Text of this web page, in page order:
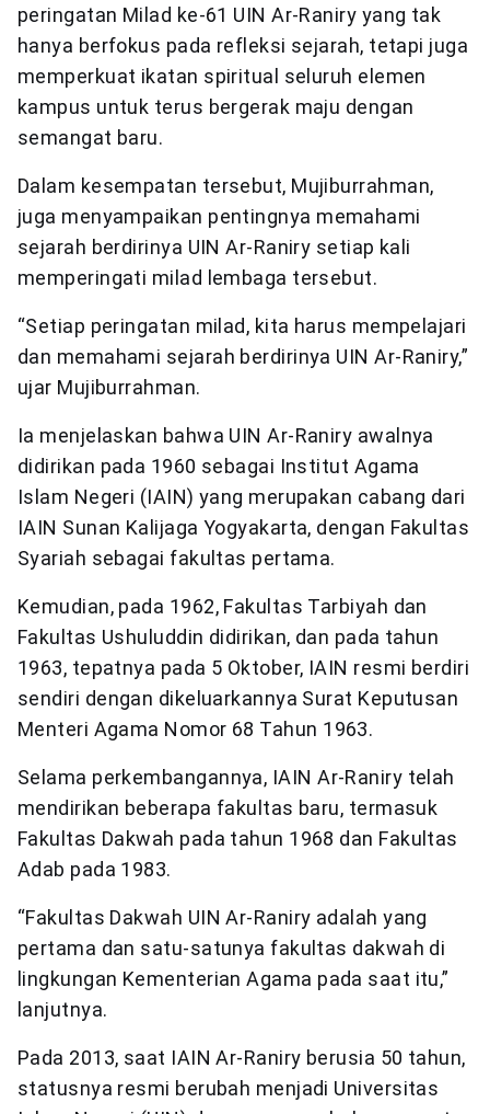
peringatan Milad ke-61 UIN Ar-Raniry yang tak
hanya berfokus pada refleksi sejarah, tetapi juga
memperkuat ikatan spiritual seluruh elemen
kampus untuk terus bergerak maju dengan
semangat baru.
Dalam kesempatan tersebut, Mujiburrahman,
juga menyampaikan pentingnya memahami
sejarah berdirinya UIN Ar-Raniry setiap kali
memperingati milad lembaga tersebut.
“Setiap peringatan milad, kita harus mempelajari
dan memahami sejarah berdirinya UIN Ar-Raniry,”
ujar Mujiburrahman.
Ia menjelaskan bahwa UIN Ar-Raniry awalnya
didirikan pada 1960 sebagai Institut Agama
Islam Negeri (IAIN) yang merupakan cabang dari
IAIN Sunan Kalijaga Yogyakarta, dengan Fakultas
Syariah sebagai fakultas pertama.
Kemudian, pada 1962, Fakultas Tarbiyah dan
Fakultas Ushuluddin didirikan, dan pada tahun
1963, tepatnya pada 5 Oktober, IAIN resmi berdiri
sendiri dengan dikeluarkannya Surat Keputusan
Menteri Agama Nomor 68 Tahun 1963.
Selama perkembangannya, IAIN Ar-Raniry telah
mendirikan beberapa fakultas baru, termasuk
Fakultas Dakwah pada tahun 1968 dan Fakultas
Adab pada 1983.
“Fakultas Dakwah UIN Ar-Raniry adalah yang
pertama dan satu-satunya fakultas dakwah di
lingkungan Kementerian Agama pada saat itu,”
lanjutnya.
Pada 2013, saat IAIN Ar-Raniry berusia 50 tahun,
statusnya resmi berubah menjadi Universitas